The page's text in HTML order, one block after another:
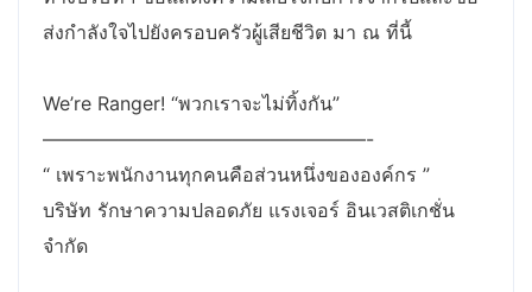
ส่งกำลังใจไปยังครอบครัวผู้เสียชีวิต มา ณ ที่นี้
We’re Ranger! “พวกเราจะไม่ทิ้งกัน”
—————————————————-
“ เพราะพนักงานทุกคนคือส่วนหนึ่งขององค์กร ”
บริษัท รักษาความปลอดภัย แรงเจอร์ อินเวสติเกชั่น
จำกัด